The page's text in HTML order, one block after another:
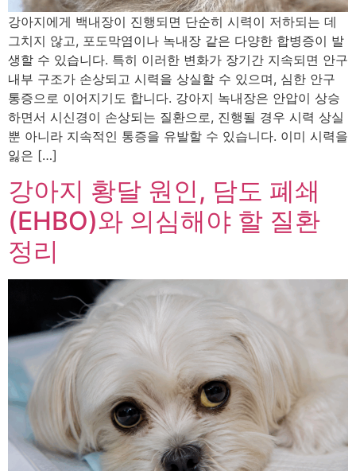
강아지에게 백내장이 진행되면 단순히 시력이 저하되는 데
그치지 않고, 포도막염이나 녹내장 같은 다양한 합병증이 발
생할 수 있습니다. 특히 이러한 변화가 장기간 지속되면 안구
내부 구조가 손상되고 시력을 상실할 수 있으며, 심한 안구
통증으로 이어지기도 합니다. 강아지 녹내장은 안압이 상승
하면서 시신경이 손상되는 질환으로, 진행될 경우 시력 상실
뿐 아니라 지속적인 통증을 유발할 수 있습니다. 이미 시력을
잃은 […]
강아지 황달 원인, 담도 폐쇄
(EHBO)와 의심해야 할 질환
정리